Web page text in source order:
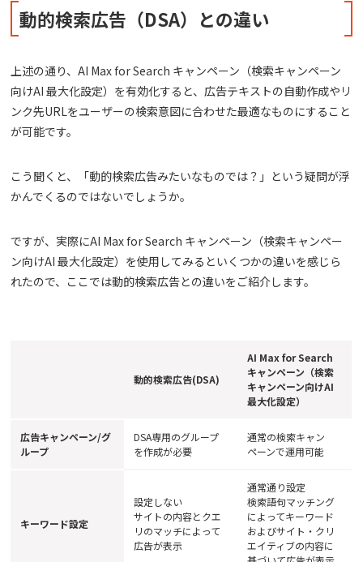
動的検索広告（DSA）との違い
上述の通り、AI Max for Search キャンペーン（検索キャンペーン
向けAI 最大化設定）を有効化すると、広告テキストの自動作成やリ
ンク先URLをユーザーの検索意図に合わせた最適なものにすること
が可能です。
こう聞くと、「動的検索広告みたいなものでは？」という疑問が浮
かんでくるのではないでしょうか。
ですが、実際にAI Max for Search キャンペーン（検索キャンペー
ン向けAI 最大化設定）を使用してみるといくつかの違いを感じら
れたので、ここでは動的検索広告との違いをご紹介します。
動的検索広告(DSA)
AI Max for Search
キャンペーン（検索
キャンペーン向けAI
最大化設定）
広告キャンペーン/グ
ループ
DSA専用のグループ
を作成が必要
通常の検索キャン
ペーンで運用可能
キーワード設定
設定しない
サイトの内容とクエ
リのマッチによって
広告が表示
通常通り設定
検索語句マッチング
によってキーワード
およびサイト・クリ
エイティブの内容に